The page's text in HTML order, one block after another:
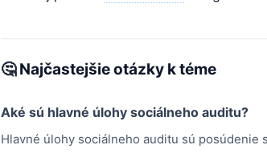
🤔 Najčastejšie otázky k téme
Aké sú hlavné úlohy sociálneho auditu?
Hlavné úlohy sociálneho auditu sú